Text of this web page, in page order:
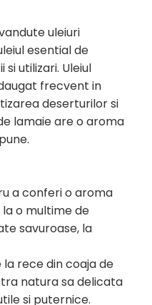
uleiuri
esential de
utilizari. Uleiul
frecvent in
deserturilor si
lamaie are o aroma
a conferi o aroma
o multime de
savuroase, la
rece din coaja de
natura sa delicata
si puternice.